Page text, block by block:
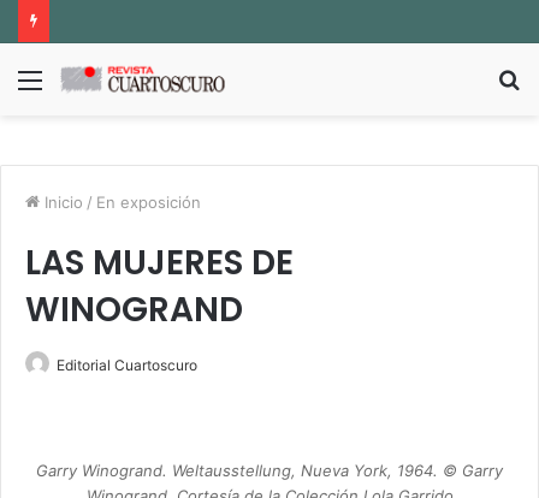
Menú
Inicio / En exposición
LAS MUJERES DE
WINOGRAND
Editorial Cuartoscuro
Garry Winogrand. Weltausstellung, Nueva York, 1964. © Garry